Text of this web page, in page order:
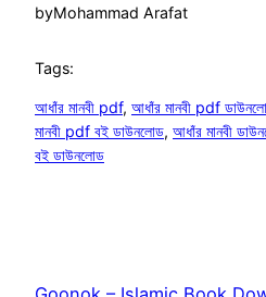
byMohammad Arafat
Tags:
আধাঁর মানবী pdf, আধাঁর মানবী pdf
মানবী pdf বই ডাউনলোড, আধাঁর মানবী
বই ডাউনলোড